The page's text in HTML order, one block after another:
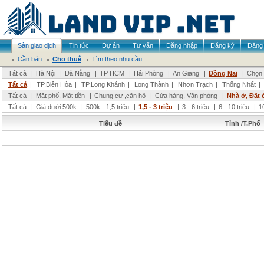
Sàn giao dịch Tin tức Dự án Tư vấn Đăng nhập Đăng ký
Đăng
Cần bán
Cho thuê
Tìm theo nhu cầu
Tất cả
| Hà Nội | Đà Nẵng | TP HCM | Hải Phòng | An Giang | Đồng Nai | Chọn
Tất cả | TP.Biên Hòa | TP.Long Khánh | Long Thành | Nhơn Trạch | Thống Nhất |
Tất cả
| Mặt phố, Mặt tiền | Chung cư ,căn hộ | Cửa hàng, Văn phòng | Nhà ở, Đất
Tất cả
| Giá dưới 500k | 500k - 1,5 triệu | 1,5 - 3 triệu | 3 - 6 triệu | 6 - 10 triệu |
Tiêu đề Tỉnh /T.Phố